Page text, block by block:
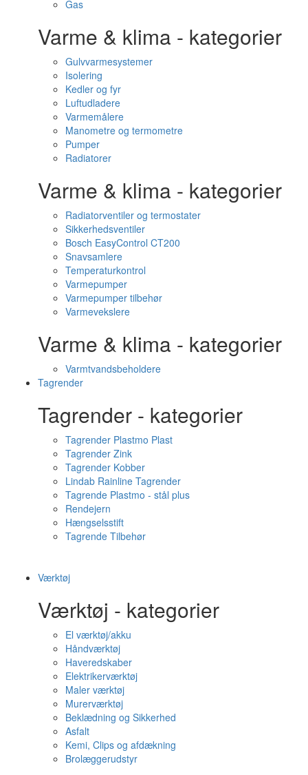
Gas
Varme & klima - kategorier
Gulvvarmesystemer
Isolering
Kedler og fyr
Luftudladere
Varmemålere
Manometre og termometre
Pumper
Radiatorer
Varme & klima - kategorier
Radiatorventiler og termostater
Sikkerhedsventiler
Bosch EasyControl CT200
Snavsamlere
Temperaturkontrol
Varmepumper
Varmepumper tilbehør
Varmevekslere
Varme & klima - kategorier
Varmtvandsbeholdere
Tagrender
Tagrender - kategorier
Tagrender Plastmo Plast
Tagrender Zink
Tagrender Kobber
Lindab Rainline Tagrender
Tagrende Plastmo - stål plus
Rendejern
Hængselsstift
Tagrende Tilbehør
Værktøj
Værktøj - kategorier
El værktøj/akku
Håndværktøj
Haveredskaber
Elektrikerværktøj
Maler værktøj
Murerværktøj
Beklædning og Sikkerhed
Asfalt
Kemi, Clips og afdækning
Brolæggerudstyr